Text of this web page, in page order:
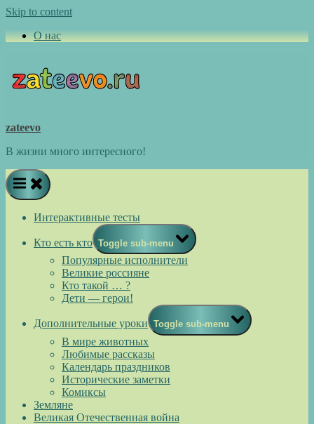
Skip to content
О нас
zateevo
В жизни много интересного!
Интерактивные тесты
Кто есть кто Toggle sub-menu
Популярные исполнители
Великие россияне
Кто такой … ?
Дети — герои!
Дополнительные уроки Toggle sub-menu
В мире животных
Любимые рассказы
Календарь праздников
Исторические заметки
Комиксы
Земляне
Великая Отечественная война